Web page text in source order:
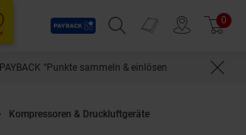
Payback
Suchfeld einblenden
Prospekte 0
PAYBACK °Punkte sammeln & einlösen
Kompressoren & Druckluftgeräte